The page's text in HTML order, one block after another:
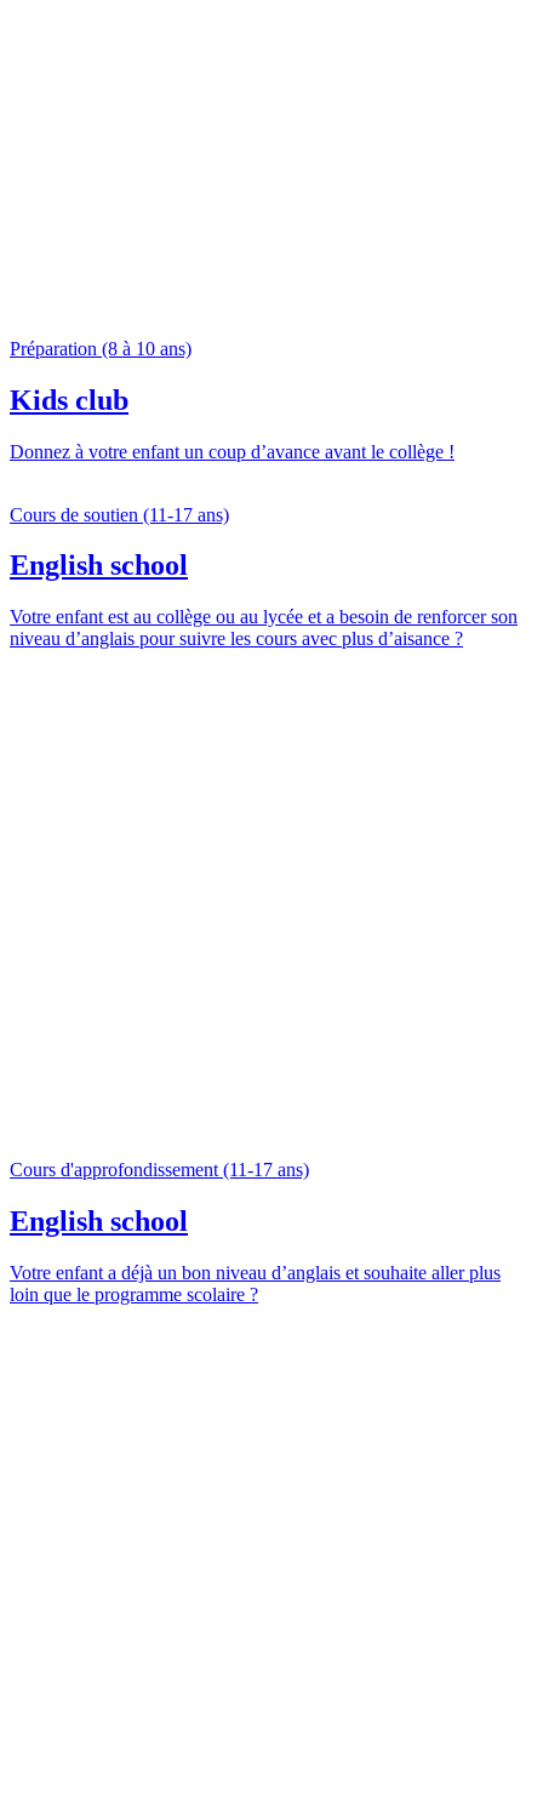
Préparation (8 à 10 ans)
Kids club
Donnez à votre enfant un coup d’avance avant le collège !
Cours de soutien (11-17 ans)
English school
Votre enfant est au collège ou au lycée et a besoin de renforcer son
niveau d’anglais pour suivre les cours avec plus d’aisance ?
Cours d'approfondissement (11-17 ans)
English school
Votre enfant a déjà un bon niveau d’anglais et souhaite aller plus
loin que le programme scolaire ?